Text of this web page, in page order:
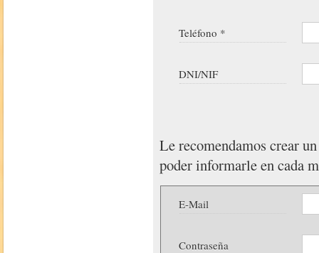
Teléfono *
DNI/NIF
Le recomendamos crear
poder informarle en cada
E-Mail
Contraseña